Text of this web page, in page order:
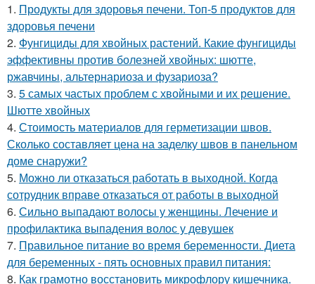
1. Продукты для здоровья печени. Топ-5 продуктов для
здоровья печени
2. Фунгициды для хвойных растений. Какие фунгициды
эффективны против болезней хвойных: шютте,
ржавчины, альтернариоза и фузариоза?
3. 5 самых частых проблем с хвойными и их решение.
Шютте хвойных
4. Стоимость материалов для герметизации швов.
Сколько составляет цена на заделку швов в панельном
доме снаружи?
5. Можно ли отказаться работать в выходной. Когда
сотрудник вправе отказаться от работы в выходной
6. Сильно выпадают волосы у женщины. Лечение и
профилактика выпадения волос у девушек
7. Правильное питание во время беременности. Диета
для беременных - пять основных правил питания:
8. Как грамотно восстановить микрофлору кишечника.